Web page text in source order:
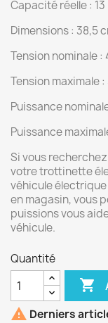
Capacité réelle :
Dimensions : 38,5
Tension nominale :
Tension maximale
Puissance
Puissance
Si vous
votre trottinette
véhicule
en magasin, vous
puissions vous
véhicule.
Quantité

 Derniers